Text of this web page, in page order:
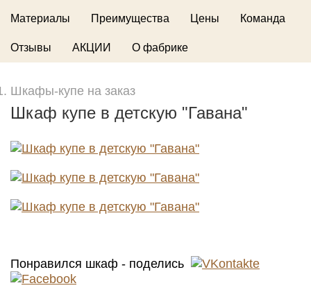
Материалы Преимущества Цены Команда
Отзывы АКЦИИ О фабрике
Шкафы-купе на заказ
Шкаф купе в детскую "Гавана"
Понравился шкаф - поделись